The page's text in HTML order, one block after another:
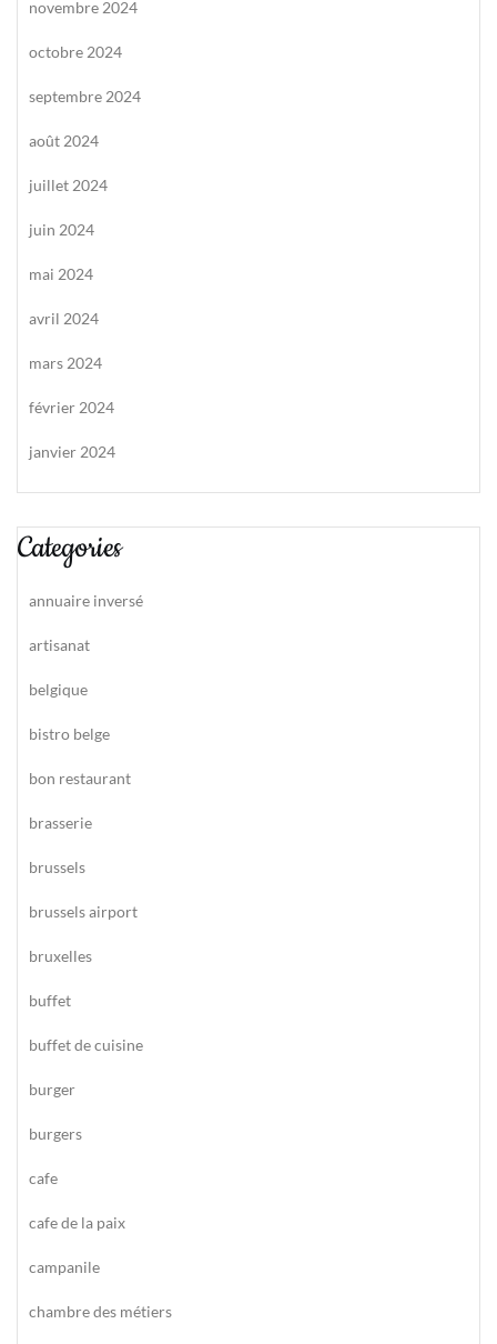
novembre 2024
octobre 2024
septembre 2024
août 2024
juillet 2024
juin 2024
mai 2024
avril 2024
mars 2024
février 2024
janvier 2024
Categories
annuaire inversé
artisanat
belgique
bistro belge
bon restaurant
brasserie
brussels
brussels airport
bruxelles
buffet
buffet de cuisine
burger
burgers
cafe
cafe de la paix
campanile
chambre des métiers